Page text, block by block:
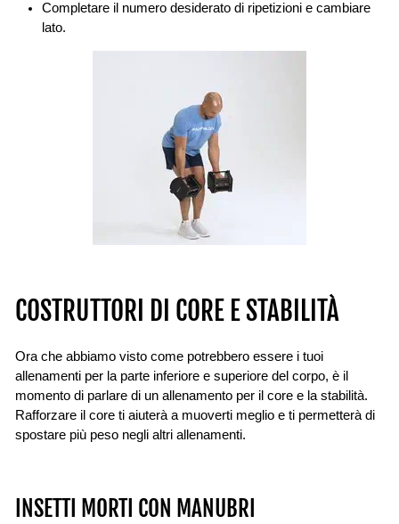
Completare il numero desiderato di ripetizioni e cambiare
lato.
COSTRUTTORI DI CORE E STABILITÀ
Ora che abbiamo visto come potrebbero essere i tuoi
allenamenti per la parte inferiore e superiore del corpo, è il
momento di parlare di un allenamento per il core e la stabilità.
Rafforzare il core ti aiuterà a muoverti meglio e ti permetterà di
spostare più peso negli altri allenamenti.
INSETTI MORTI CON MANUBRI